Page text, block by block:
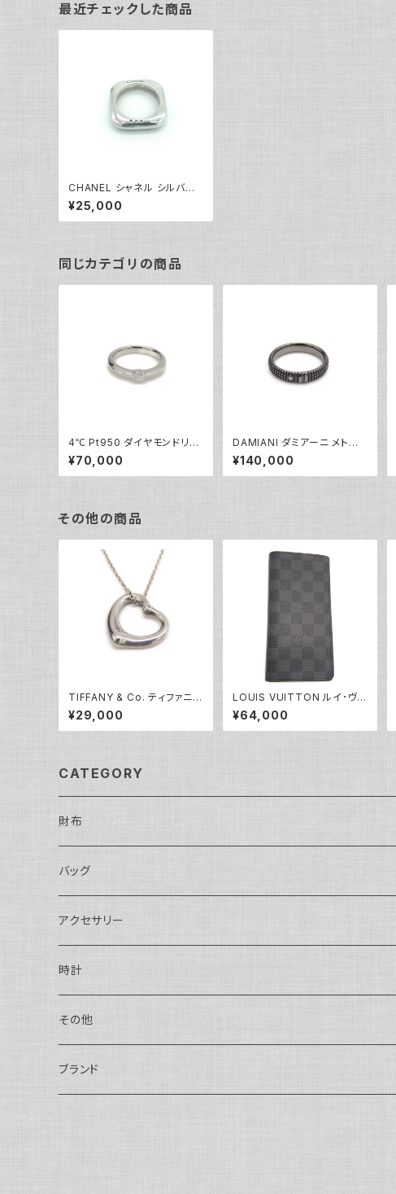
最近チェックした商品
CHANEL シャネル シルバー9
25 スクエア ロゴリング 指輪
15号 Y02990
¥25,000
同じカテゴリの商品
4℃ Pt950 ダイヤモンドリン
グ [True Love] プラチナ 指
輪 8号 Y05242
¥70,000
DAMIANI ダミアーニ メトロ
ポリタンドリーム 1Pダイヤモ
ンド リング K18WG 18金 指
輪 17号 Y05256
¥140,000
その他の商品
TIFFANY & Co. ティファニー
エレサペレッティ オープンハ
ート 1Pダイヤ ペンダント ネッ
クレス シルバー925 アズキチ
¥29,000
LOUIS VUITTON ルイ･ヴィ
トン 長財布 ダミエ グラフィッ
ト ポルトフォイユ・ブラザ N62
665 Y05199
¥64,000
CATEGORY
財布
長財布
二つ折り
バッグ
ショルダーバッグ・ボディバッグ
ハンドバッグ・ポーチ
トートバッグ
バックパック・リュックサック
アクセサリー
ネックレス
指輪
ピアス・イヤリング
時計
アナログ・機械式
アナログ・クォーツ
その他
ペン・万年筆
ブランド